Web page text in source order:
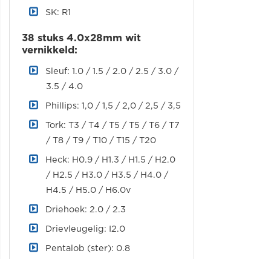
SK: R1
38 stuks 4.0x28mm wit
vernikkeld:
Sleuf: 1.0 / 1.5 / 2.0 / 2.5 / 3.0 /
3.5 / 4.0
Phillips: 1,0 / 1,5 / 2,0 / 2,5 / 3,5
Tork: T3 / T4 / T5 / T5 / T6 / T7
/ T8 / T9 / T10 / T15 / T20
Heck: H0.9 / H1.3 / H1.5 / H2.0
/ H2.5 / H3.0 / H3.5 / H4.0 /
H4.5 / H5.0 / H6.0v
Driehoek: 2.0 / 2.3
Drievleugelig: I2.0
Pentalob (ster): 0.8